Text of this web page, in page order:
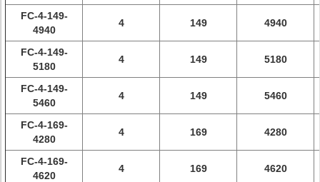
FC-4-149-
4940
4 149 4940
FC-4-149-
5180
4 149 5180
FC-4-149-
5460
4 149 5460
FC-4-169-
4280
4 169 4280
FC-4-169-
4620
4 169 4620